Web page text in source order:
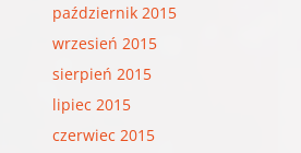
październik 2015
wrzesień 2015
sierpień 2015
lipiec 2015
czerwiec 2015